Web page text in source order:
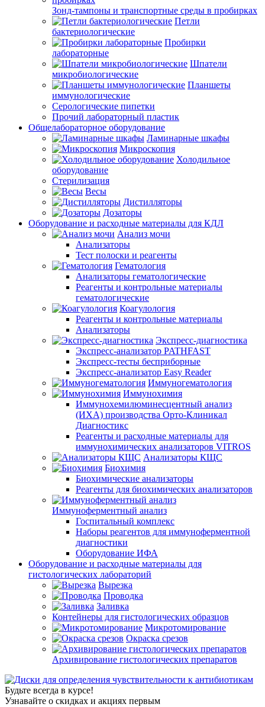
Зонд-тампоны и транспортные среды в пробирках
Петли
бактериологические
Пробирки
лабораторные
Шпатели
микробиологические
Планшеты
иммунологические
Серологические пипетки
Прочий лабораторный пластик
Общелабораторное оборудование
Ламинарные шкафы
Микроскопия
Холодильное
оборудование
Стерилизация
Весы
Дистилляторы
Дозаторы
Оборудование и расходные материалы для КДЛ
Анализ мочи
Анализаторы
Тест полоски и реагенты
Гематология
Анализаторы гематологические
Реагенты и контрольные материалы
гематологические
Коагулология
Реагенты и контрольные материалы
Анализаторы
Экспресс-диагностика
Экспресс-анализатор PATHFAST
Экспресс-тесты бесприборные
Экспресс-анализатор Easy Reader
Иммуногематология
Иммунохимия
Иммунохемилюминесцентный анализ
(ИХА) производства Орто-Клиникал
Диагностикс
Реагенты и расходные материалы для
иммунохимических анализаторов VITROS
Анализаторы КЩС
Биохимия
Биохимические анализаторы
Реагенты для биохимических анализаторов
Иммуноферментный анализ
Госпитальный комплекс
Наборы реагентов для иммуноферментной
диагностики
Оборудование ИФА
Оборудование и расходные материалы для
гистологических лабораторий
Вырезка
Проводка
Заливка
Контейнеры для гистологических образцов
Микротомирование
Окраска срезов
Архивирование гистологических препаратов
Будьте всегда в курсе!
Узнавайте о скидках и акциях первым